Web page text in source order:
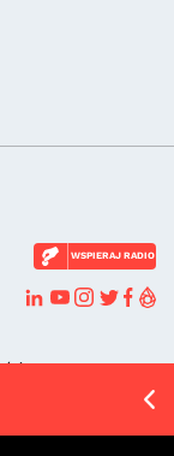
WSPIERAJ RADIO